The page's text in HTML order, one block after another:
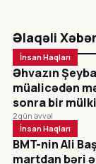
Əlaqəli
İnsan Haqları
Əhvazın
müalicədən
sonra bir
2 gün əvvəl
İnsan Haqları
BMT-nin Ali
martdan bəri